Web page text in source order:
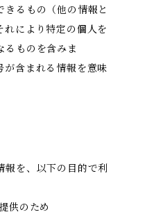
るもの（他の情報と
れにより特定の個人を
るものを含みま
が含まれる情報を意味
報を、以下の目的で利
供のため